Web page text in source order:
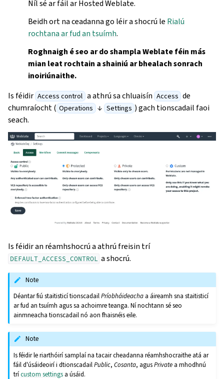
Níl sé ar fáil ar Hosted Weblate.
Beidh ort na ceadanna go léir a shocrú le Rialú
rochtana ar fud an tsuímh.
Roghnaigh é seo ar do shampla Weblate féin más
mian leat rochtain a shainiú ar bhealach sonrach
inoiriúnaithe.
Is féidir Access control a athrú sa chluaisín Access de
chumraíocht ( Operations ↓ Settings ) gach tionscadail faoi
seach.
Is féidir an réamhshocrú a athrú freisin trí
DEFAULT_ACCESS_CONTROL a shocrú.
Note
Déantar fiú staitisticí tionscadailPríobháideacha a áireamh sna staitisticí
ar fud an tsuímh agus sa achoimre teanga. Ní nochtann sé seo
ainmneacha tionscadail nó aon fhaisnéis eile.
Note
Is féidir le riarthóirí samplaí na tacair cheadanna réamhshocraithe atá ar
fáil d'úsáideoirí i dtionscadailPublic,Cosanta, agusPrivate a mhodhnú
trícustom settings a úsáid.